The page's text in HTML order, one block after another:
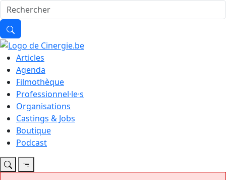
Articles
Agenda
Filmothèque
Professionnel·le·s
Organisations
Castings & Jobs
Boutique
Podcast